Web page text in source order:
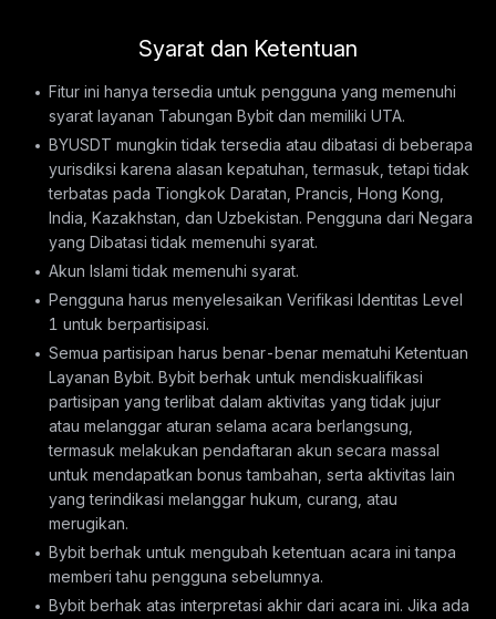
Syarat dan Ketentuan
Fitur ini hanya tersedia untuk pengguna yang memenuhi
syarat layanan Tabungan Bybit dan memiliki UTA.
BYUSDT mungkin tidak tersedia atau dibatasi di beberapa
yurisdiksi karena alasan kepatuhan, termasuk, tetapi tidak
terbatas pada Tiongkok Daratan, Prancis, Hong Kong,
India, Kazakhstan, dan Uzbekistan. Pengguna dari Negara
yang Dibatasi tidak memenuhi syarat.
Akun Islami tidak memenuhi syarat.
Pengguna harus menyelesaikan Verifikasi Identitas Level
1 untuk berpartisipasi.
Semua partisipan harus benar-benar mematuhi Ketentuan
Layanan Bybit. Bybit berhak untuk mendiskualifikasi
partisipan yang terlibat dalam aktivitas yang tidak jujur
atau melanggar aturan selama acara berlangsung,
termasuk melakukan pendaftaran akun secara massal
untuk mendapatkan bonus tambahan, serta aktivitas lain
yang terindikasi melanggar hukum, curang, atau
merugikan.
Bybit berhak untuk mengubah ketentuan acara ini tanpa
memberi tahu pengguna sebelumnya.
Bybit berhak atas interpretasi akhir dari acara ini. Jika ada